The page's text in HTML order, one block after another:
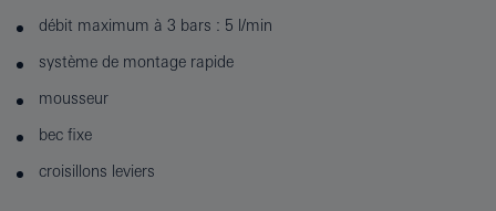
débit maximum à 3 bars : 5 l/min
système de montage rapide
mousseur
bec fixe
croisillons leviers